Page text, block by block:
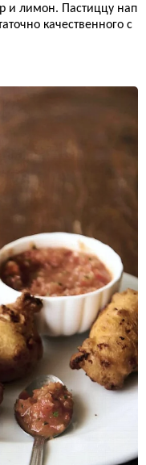
и лимон. Пастиццу нап
качественного с